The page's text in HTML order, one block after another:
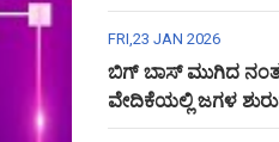
FRI,23 JAN 2026
ಬಿಗ್ ಬಾಸ್ ಮುಗಿದ
ವೇದಿಕೆಯಲ್ಲಿ ಜಗಳ
ಅಶ್ವಿನಿ ಗೌಡ